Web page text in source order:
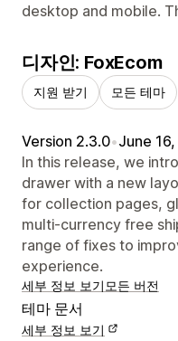
desktop and mobile.
디자인: FoxEcom
지원 받기 모든 테마
Version 2.3.0•June
In this release, we
drawer with a new
for collection pages,
multi-currency free
range of fixes to
experience.
세부 정보 보기 모든 버전
테마 문서
세부 정보 보기